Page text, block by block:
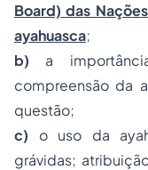
Board) das
ayahuasca;
b) a
compreensão da
questão;
c) o uso da
grávidas;